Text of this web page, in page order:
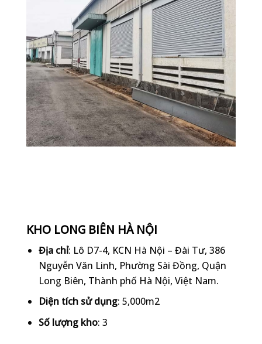
KHO LONG BIÊN HÀ NỘI
Địa chỉ: Lô D7-4, KCN Hà Nội – Đài Tư, 386
Nguyễn Văn Linh, Phường Sài Đồng, Quận
Long Biên, Thành phố Hà Nội, Việt Nam.
Diện tích sử dụng: 5,000m2
Số lượng kho: 3